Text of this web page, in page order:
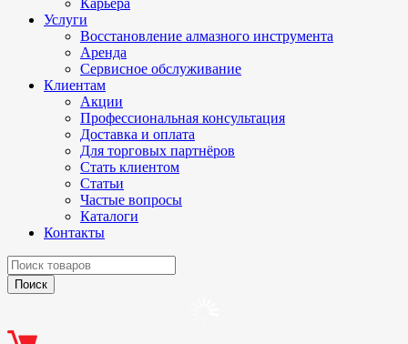
Карьера
Услуги
Восстановление алмазного инструмента
Аренда
Сервисное обслуживание
Клиентам
Акции
Профессиональная консультация
Доставка и оплата
Для торговых партнёров
Стать клиентом
Статьи
Частые вопросы
Каталоги
Контакты